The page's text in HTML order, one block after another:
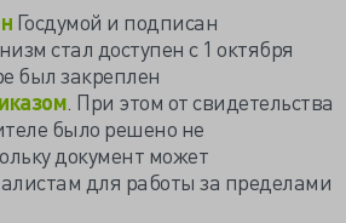
Госдумой и подписан
стал доступен с 1 октября
был закреплен
. При этом от свидетельства
было решено не
документ может
для работы за пределами